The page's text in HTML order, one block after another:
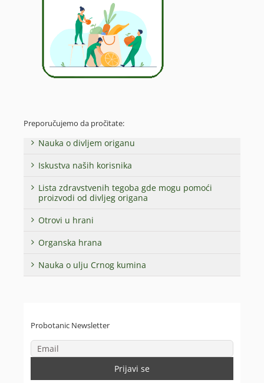
Preporučujemo da pročitate:
Nauka o divljem origanu
Iskustva naših korisnika
Lista zdravstvenih tegoba gde mogu pomoći
proizvodi od divljeg origana
Otrovi u hrani
Organska hrana
Nauka o ulju Crnog kumina
Probotanic Newsletter